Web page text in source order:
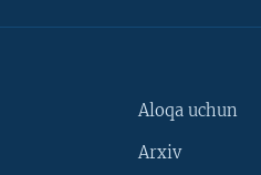
Aloqa uchun
Arxiv